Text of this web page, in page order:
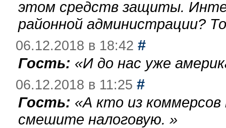
этом средств защиты.
районной администрации?
06.12.2018 в 18:42 #
Гость: «И до нас уже
06.12.2018 в 11:25 #
Гость: «А кто из
смешите налоговую. »